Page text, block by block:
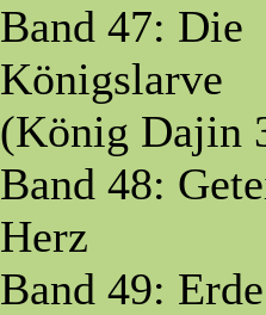
Band 47: Die
Königslarve
(König Dajin
Band 48:
Herz
Band 49: